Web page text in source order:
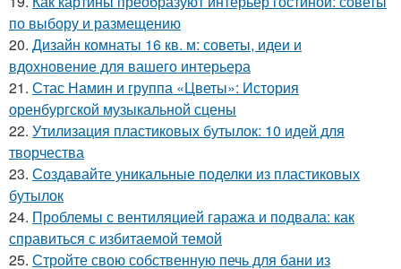
по выбору и размещению
20. Дизайн комнаты 16 кв. м: советы, идеи и
вдохновение для вашего интерьера
21. Стас Намин и группа «Цветы»: История
оренбургской музыкальной сцены
22. Утилизация пластиковых бутылок: 10 идей для
творчества
23. Создавайте уникальные поделки из пластиковых
бутылок
24. Проблемы с вентиляцией гаража и подвала: как
справиться с избитаемой темой
25. Стройте свою собственную печь для бани из